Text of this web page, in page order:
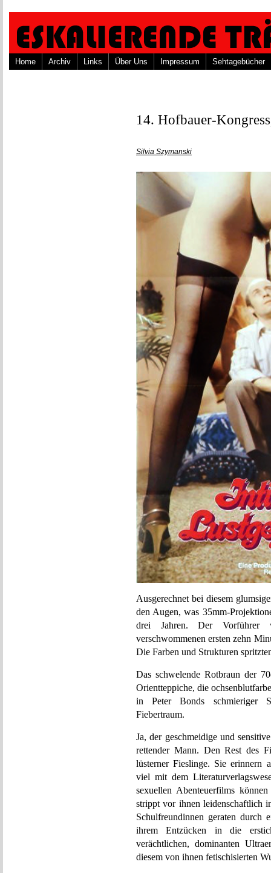
Home Archiv Links Über Uns Impressum Sehtagebücher
14. Hofbauer-
Silvia Szymanski
Ausgerechnet bei diesem
den Augen, was 35mm-
drei Jahren. Der Vorführer
verschwommenen ersten zehn
Die Farben und Strukturen
Das schwelende Rotbraun der
Orientteppiche, die
in Peter Bonds schmieriger
Fiebertraum.
Ja, der geschmeidige und
rettender Mann. Den Rest des
lüsterner Fieslinge. Sie erinnern
viel mit dem
sexuellen Abenteuerfilms
strippt vor ihnen leidenschaftlich
Schulfreundinnen geraten durch
ihrem Entzücken in die
verächtlichen, dominanten
diesem von ihnen fetischisierten